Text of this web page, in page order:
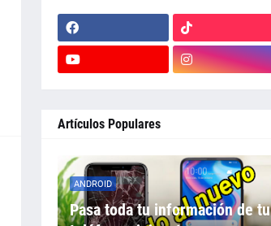
Artículos Populares
ANDROID
Pasa toda tu información de tu